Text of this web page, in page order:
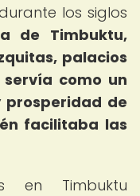
los siglos
de Timbuktu,
palacios
como un
prosperidad de
facilitaba las
en Timbuktu